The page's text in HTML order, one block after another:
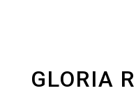
GLORIA